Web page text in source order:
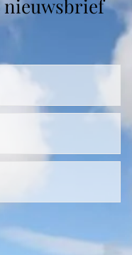
nieuwsbrief